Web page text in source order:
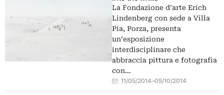
La Fondazione d’arte Erich
Lindenberg con sede a Villa
Pia, Porza, presenta
un’esposizione
interdisciplinare che
abbraccia pittura e fotografia
con…
11/05/2014–05/10/2014